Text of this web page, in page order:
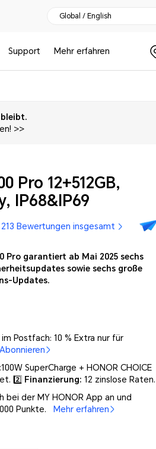
Global / English
Support Mehr erfahren
Das neue HONOR Magic V6. Jetzt entdecken! >>
Pro 12+512GB,
IP68&IP69
213 Bewertungen insgesamt
Pro garantiert ab Mai 2025 sechs
sowie sechs große
Updates.
Postfach: 10 % Extra nur für
Abonnieren
100W SuperCharge + HONOR CHOICE
2️⃣ Finanzierung: 12 zinslose Raten.
bei der MY HONOR App an und
Punkte.
Mehr erfahren